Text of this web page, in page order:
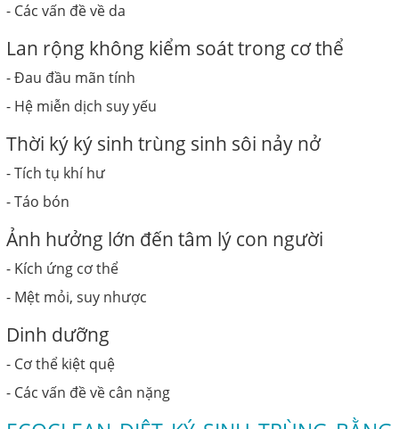
- Các vấn đề về da
Lan rộng không kiểm soát trong cơ thể
- Đau đầu mãn tính
- Hệ miễn dịch suy yếu
Thời ký ký sinh trùng sinh sôi nảy nở
- Tích tụ khí hư
- Táo bón
Ảnh hưởng lớn đến tâm lý con người
- Kích ứng cơ thể
- Mệt mỏi, suy nhược
Dinh dưỡng
- Cơ thể kiệt quệ
- Các vấn đề về cân nặng